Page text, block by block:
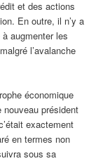
et des actions
En outre, il n’y a
augmenter les
l’avalanche
économique
président
exactement
en termes non
sous sa